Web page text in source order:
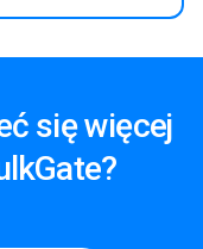
się więcej